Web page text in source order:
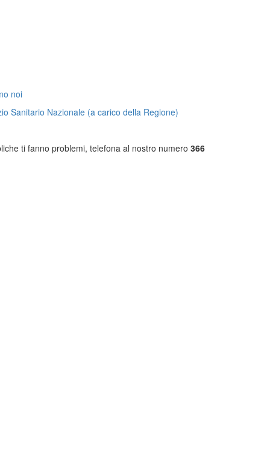
noi
Sanitario Nazionale (a carico della Regione)
ti fanno problemi, telefona al nostro numero 366